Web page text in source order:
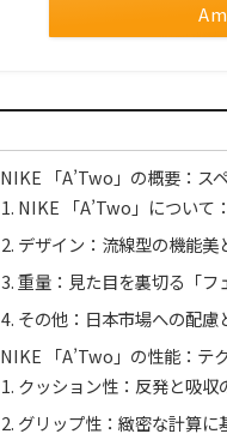
NIKE 「A’Two」の概要：ス
NIKE 「A’Two」について
デザイン：流線型の機能美
重量：見た目を裏切る「フ
その他：日本市場への配
NIKE 「A’Two」の性能：テ
クッション性：反発と吸収
グリップ性：緻密な計算に